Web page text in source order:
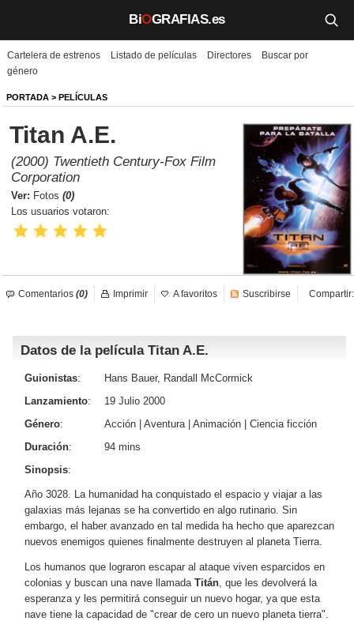
BiOGRAFIAS.es
Biografías
Películas
TV
Música
Un día como hoy
Videos
Iniciar sesión
Cartelera de estrenos Listado de películas Directores
Buscar por
género
PORTADA > PELÍCULAS
Titan A.E.
(2000) Twentieth Century-Fox Film
Corporation
Ver: Fotos (0)
Los usuarios votaron:
Comentarios (0) Compartir:
Imprimir A favoritos Suscribirse
Datos de la película Titan A.E.
Guionistas:
Hans Bauer, Randall McCormick
Lanzamiento:
19 Julio 2000
Género: Acción Aventura| Animación
Ciencia ficción
Duración:
94 mins
Sinopsis:
Año 3028. La humanidad ha conquistado el espacio y viajar a las
galaxias más lejanas se ha convertido en algo rutinario. Sin
embargo, el haber avanzado en tal medida ha hecho que aparezcan
nuevos enemigos quienes finalmente destruyen al planeta Tierra.
Los humanos que lograron escapar al ataque viven esparcidos en
colonias y buscan una nave llamada Titán, que les devolverá la
esperanza y les permitirá conseguir un nuevo hogar, ya que esta
nave tiene la capacidad de "crear de cero un nuevo planeta tierra".